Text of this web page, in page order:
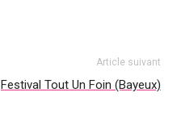
Article suivant
Festival Tout Un Foin (Bayeux)